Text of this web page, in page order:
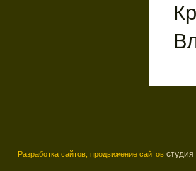
Разработка сайтов, продвижение сайтов студия